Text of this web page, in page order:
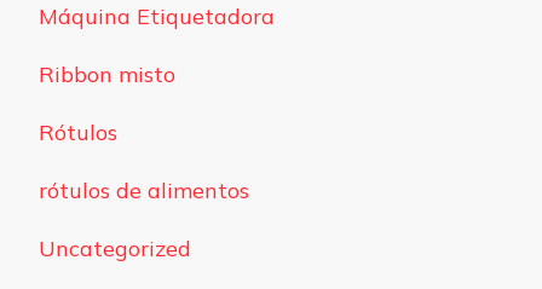
Máquina Etiquetadora
Ribbon misto
Rótulos
rótulos de alimentos
Uncategorized